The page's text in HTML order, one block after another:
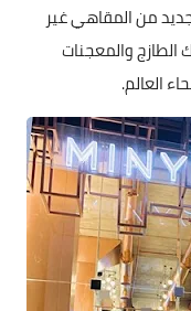
، وهي جيل جديد من المقاهي غير
والمعجنات
العالم.